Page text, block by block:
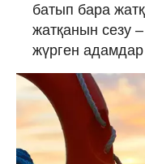
батып бара
жатқанын сезу
жүрген